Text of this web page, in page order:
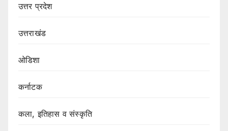
उत्तर प्रदेश
उत्तराखंड
ओडिशा
कर्नाटक
कला, इतिहास व संस्कृति